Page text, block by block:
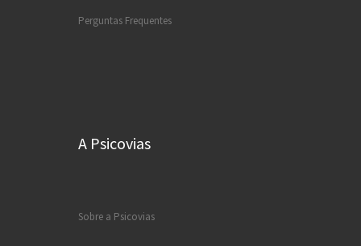
Perguntas Frequentes
A Psicovias
Sobre a Psicovias